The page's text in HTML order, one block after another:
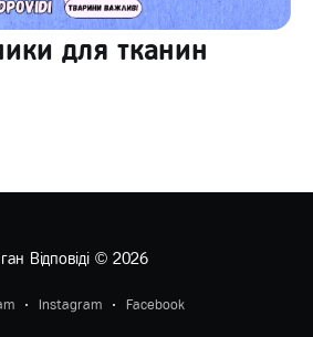
для тканин
Відповіді© 2026
Instagram Facebook